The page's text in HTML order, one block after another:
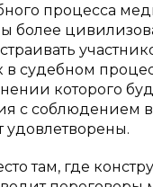
процесса
в судебном
которого
с соблюдением
удовлетворены.
там, где